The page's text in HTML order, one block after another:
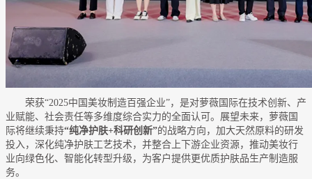
荣获“2025中国美妆制造百强企业”，是对萝薇国际在技术创新、产
业赋能、社会责任等多维度综合实力的全面认可。展望未来，萝薇国
际将继续秉持“纯净护肤+科研创新”的战略方向，加大天然原料的研发
投入，深化纯净护肤工艺技术，并整合上下游企业资源，推动美妆行
业向绿色化、智能化转型升级，为客户提供更优质护肤品生产制造服
务。